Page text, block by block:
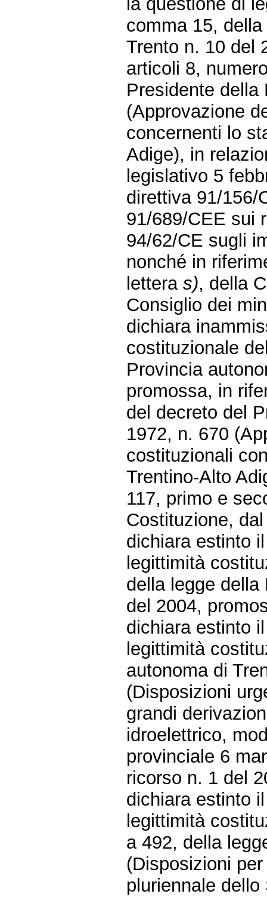
comma 15,
Trento n. 10 del
articoli 8,
Presidente della
(Approvazione
concernenti lo
Adige), in
legislativo 5
direttiva 91/156/
91/689/CEE sui
94/62/CE sugli
nonché in
letteras), della
Consiglio dei
dichiara
costituzionale
Provincia
promossa, in
del decreto del
1972, n. 670
costituzionali
Trentino-Alto
117, primo e
Costituzione,
dichiara estinto
legittimità
della legge della
del 2004,
dichiara estinto
legittimità
autonoma di
(Disposizioni
grandi
idroelettrico,
provinciale 6
ricorso n. 1 del
dichiara estinto
legittimità
a 492, della
(Disposizioni
pluriennale